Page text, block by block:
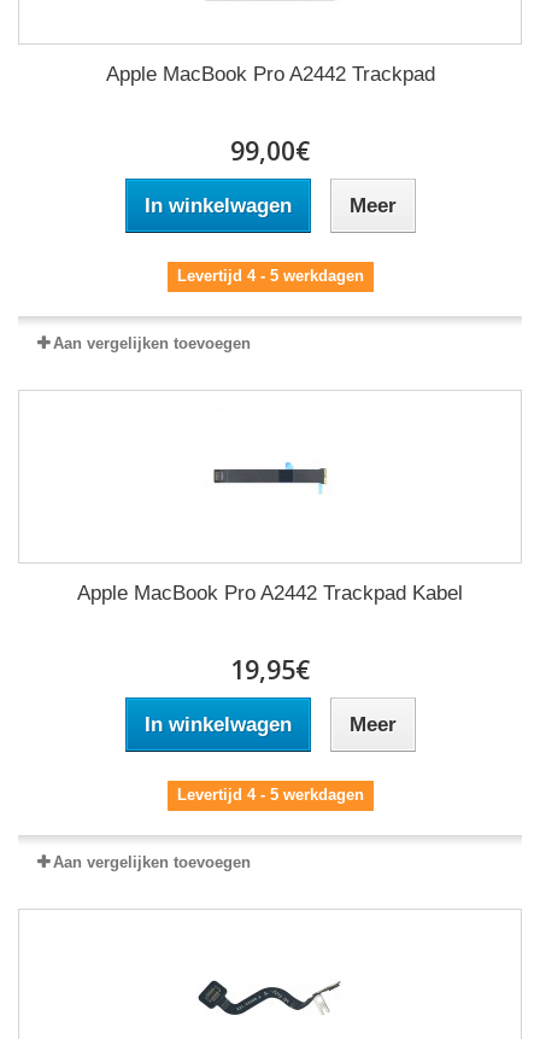
Apple MacBook Pro A2442 Trackpad
99,00€
In winkelwagen Meer
Levertijd 4 - 5 werkdagen
Aan vergelijken toevoegen
Apple MacBook Pro A2442 Trackpad Kabel
19,95€
In winkelwagen Meer
Levertijd 4 - 5 werkdagen
Aan vergelijken toevoegen